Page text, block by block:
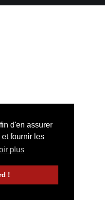
d'en assurer
et fournir les
plus
!